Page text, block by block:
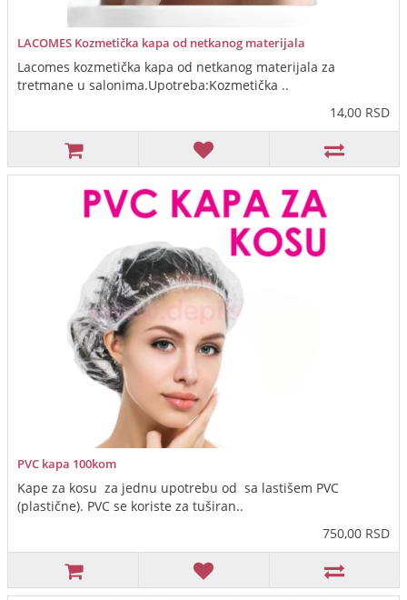
LACOMES Kozmetička kapa od netkanog materijala
Lacomes kozmetička kapa od netkanog materijala za
tretmane u salonima.Upotreba:Kozmetička ..
14,00 RSD
PVC kapa 100kom
Kape za kosu za jednu upotrebu od sa lastišem PVC
(plastične). PVC se koriste za tuširan..
750,00 RSD